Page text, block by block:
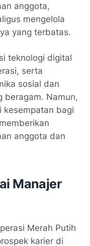
anggota,
mengelola
yang terbatas.
teknologi digital
serta
sosial dan
beragam. Namun,
kesempatan bagi
anggota dan
Manajer
Merah Putih
karier di